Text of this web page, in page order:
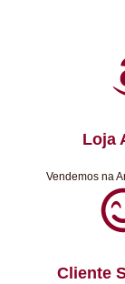
Loja
Vendemos na
Cliente